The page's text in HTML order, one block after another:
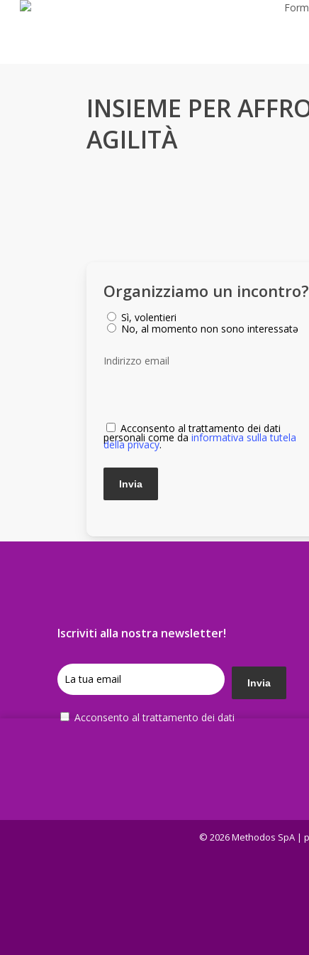
INSIEME PER
AGILITÀ
Organizziamo un incontro?
Sì, volentieri
No, al momento non sono interessatə
Indirizzo email
Acconsento al trattamento dei dati
personali come da informativa sulla tutela
della privacy.
Iscriviti alla nostra newsletter!
Acconsento al trattamento dei dati
© 2026 Methodos SpA |